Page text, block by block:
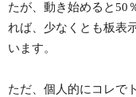
たが、動き始めると50
れば、少なくとも板表
います。
ただ、個人的にコレで